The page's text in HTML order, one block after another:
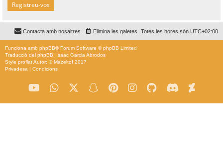
Registreu-vos
Totes les hores són UTC+02:00
Elimina les galetes
Contacta amb nosaltres
Funciona amb phpBB® Forum Software © phpBB Limited
Traducció del phpBB: Isaac Garcia Abrodos
Style proflatAutor: © Mazeltof 2017
Privadesa
Condicions